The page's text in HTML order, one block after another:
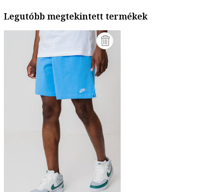
Legutóbb megtekintett termékek